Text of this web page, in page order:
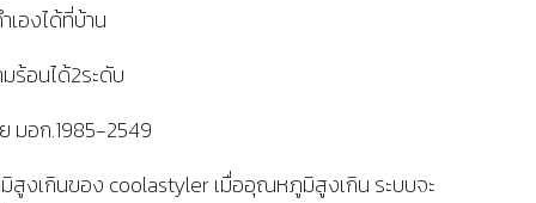
เองได้ที่บ้าน
ร้อนได้2ระดับ
มอก.1985-2549
งเกินของ coolastyler เมื่ออุณหภูมิสูงเกิน ระบบจะ